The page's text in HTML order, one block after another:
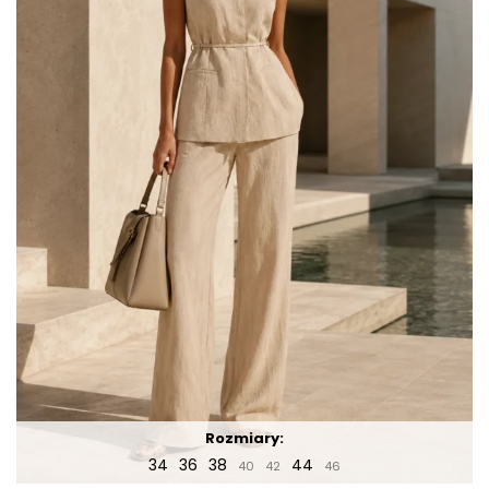
Rozmiary:
34 36 38 40 42 44 46